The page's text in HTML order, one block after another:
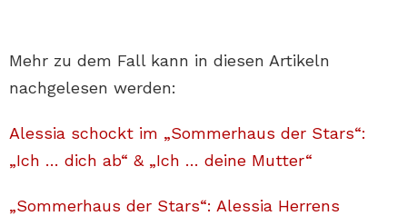
Mehr zu dem Fall kann in diesen Artikeln
nachgelesen werden:
Alessia schockt im „Sommerhaus der Stars“:
„Ich … dich ab“ & „Ich … deine Mutter“
„Sommerhaus der Stars“: Alessia Herrens